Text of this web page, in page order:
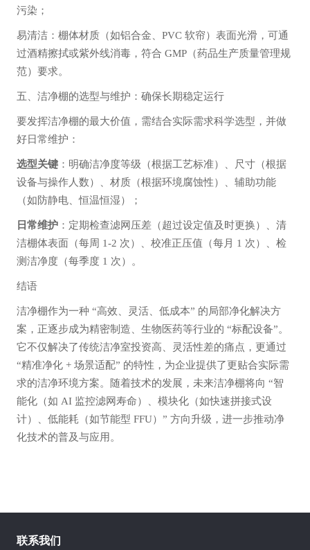
污染；
易清洁：棚体材质（如铝合金、PVC 软帘）表面光滑，可通
过酒精擦拭或紫外线消毒，符合 GMP（药品生产质量管理规
范）要求。
五、洁净棚的选型与维护：确保长期稳定运行
要发挥洁净棚的最大价值，需结合实际需求科学选型，并做
好日常维护：
选型关键：明确洁净度等级（根据工艺标准）、尺寸（根据
设备与操作人数）、材质（根据环境腐蚀性）、辅助功能
（如防静电、恒温恒湿）；
日常维护：定期检查滤网压差（超过设定值及时更换）、清
洁棚体表面（每周 1-2 次）、校准正压值（每月 1 次）、检
测洁净度（每季度 1 次）。
结语
洁净棚作为一种 “高效、灵活、低成本” 的局部净化解决方
案，正逐步成为精密制造、生物医药等行业的 “标配设备”。
它不仅解决了传统洁净室投资高、灵活性差的痛点，更通过
“精准净化 + 场景适配” 的特性，为企业提供了更贴合实际需
求的洁净环境方案。随着技术的发展，未来洁净棚将向 “智
能化（如 AI 监控滤网寿命）、模块化（如快速拼接式设
计）、低能耗（如节能型 FFU）” 方向升级，进一步推动净
化技术的普及与应用。
联系我们